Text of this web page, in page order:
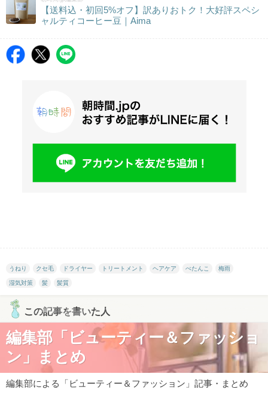
【送料込・初回5%オフ】訳ありおトク！大好評スペシ
ャルティコーヒー豆｜Aima
うねり クセ毛 ドライヤー トリートメント ヘアケア ぺたんこ 梅雨
湿気対策 髪 髪質
この記事を書いた人
編集部「ビューティー＆ファッショ
ン」まとめ
編集部による「ビューティー＆ファッション」記事・まとめ